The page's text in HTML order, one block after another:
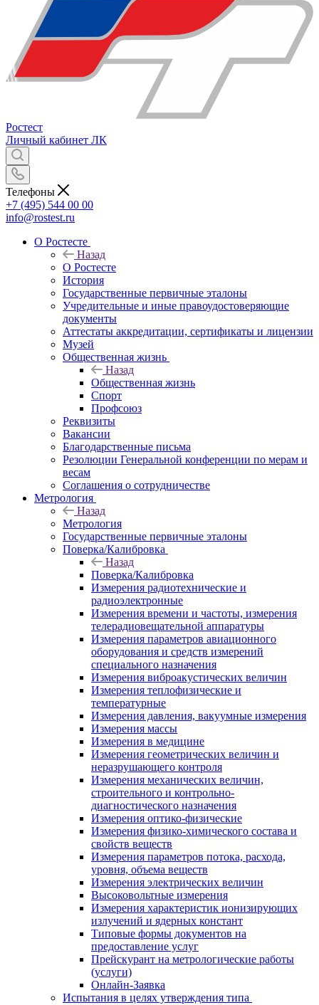
Ростест
Личный кабинет ЛК
Телефоны
+7 (495) 544 00 00
info@rostest.ru
О Ростесте
Назад
О Ростесте
История
Государственные первичные эталоны
Учредительные и иные правоудостоверяющие
документы
Аттестаты аккредитации, сертификаты и лицензии
Музей
Общественная жизнь
Назад
Общественная жизнь
Спорт
Профсоюз
Реквизиты
Вакансии
Благодарственные письма
Резолюции Генеральной конференции по мерам и
весам
Соглашения о сотрудничестве
Метрология
Назад
Метрология
Государственные первичные эталоны
Поверка/Калибровка
Назад
Поверка/Калибровка
Измерения радиотехнические и
радиоэлектронные
Измерения времени и частоты, измерения
телерадиовещательной аппаратуры
Измерения параметров авиационного
оборудования и средств измерений
специального назначения
Измерения виброакустических величин
Измерения теплофизические и
температурные
Измерения давления, вакуумные измерения
Измерения массы
Измерения в медицине
Измерения геометрических величин и
неразрушающего контроля
Измерения механических величин,
строительного и контрольно-
диагностического назначения
Измерения оптико-физические
Измерения физико-химического состава и
свойств веществ
Измерения параметров потока, расхода,
уровня, объема веществ
Измерения электрических величин
Высоковольтные измерения
Измерения характеристик ионизирующих
излучений и ядерных констант
Типовые формы документов на
предоставление услуг
Прейскурант на метрологические работы
(услуги)
Онлайн-Заявка
Испытания в целях утверждения типа